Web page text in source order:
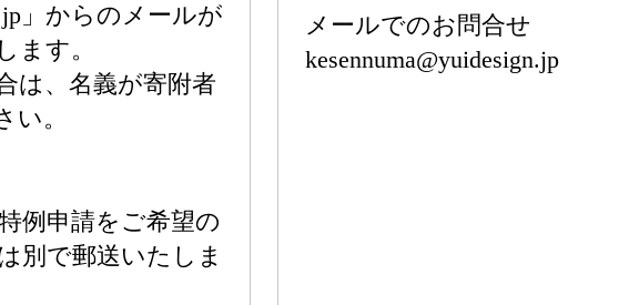
」からのメールが
ます。
は、名義が寄附者
。
例申請をご希望の
別で郵送いたしま
メールでのお問合せ
kesennuma@yuidesign.jp